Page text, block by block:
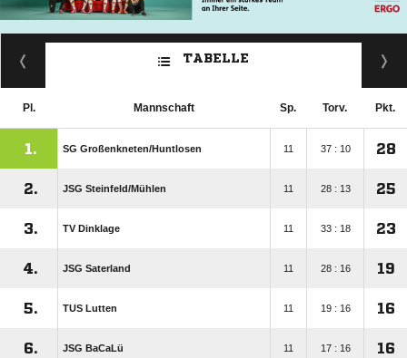
TABELLE
Pl. Mannschaft Sp. Torv. Pkt.
1. SG Großenkneten/​Huntlosen 11 37 : 10 28
2. JSG Steinfeld/​Mühlen 11 28 : 13 25
3. TV Dinklage 11 33 : 18 23
4. JSG Saterland 11 28 : 16 19
5. TUS Lutten 11 19 : 16 16
6. JSG BaCaLü 11 17 : 16 16